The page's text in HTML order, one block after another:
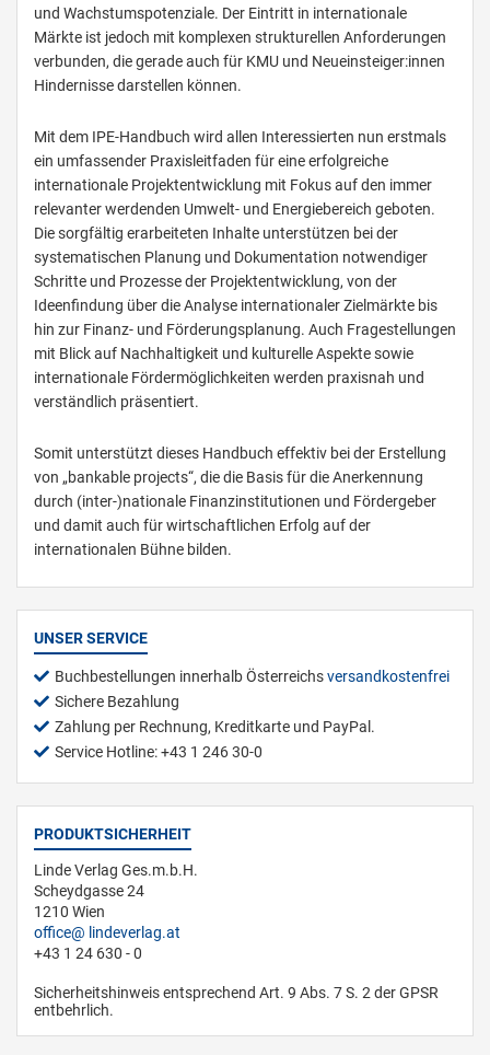
und Wachstumspotenziale. Der Eintritt in internationale
Märkte ist jedoch mit komplexen strukturellen Anforderungen
verbunden, die gerade auch für KMU und Neueinsteiger:innen
Hindernisse darstellen können.
Mit dem IPE-Handbuch wird allen Interessierten nun erstmals
ein umfassender Praxisleitfaden für eine erfolgreiche
internationale Projektentwicklung mit Fokus auf den immer
relevanter werdenden Umwelt- und Energiebereich geboten.
Die sorgfältig erarbeiteten Inhalte unterstützen bei der
systematischen Planung und Dokumentation notwendiger
Schritte und Prozesse der Projektentwicklung, von der
Ideenfindung über die Analyse internationaler Zielmärkte bis
hin zur Finanz- und Förderungsplanung. Auch Fragestellungen
mit Blick auf Nachhaltigkeit und kulturelle Aspekte sowie
internationale Fördermöglichkeiten werden praxisnah und
verständlich präsentiert.
Somit unterstützt dieses Handbuch effektiv bei der Erstellung
von „bankable projects“, die die Basis für die Anerkennung
durch (inter-)nationale Finanzinstitutionen und Fördergeber
und damit auch für wirtschaftlichen Erfolg auf der
internationalen Bühne bilden.
UNSER SERVICE
Buchbestellungen innerhalb Österreichsversandkostenfrei
Sichere Bezahlung
Zahlung per Rechnung, Kreditkarte und PayPal.
Service Hotline: +43 1 246 30-0
PRODUKTSICHERHEIT
Linde Verlag Ges.m.b.H.
Scheydgasse 24
1210 Wien
office
lindeverlag.at
+43 1 24 630 - 0
Sicherheitshinweis entsprechend Art. 9 Abs. 7 S. 2 der GPSR
entbehrlich.